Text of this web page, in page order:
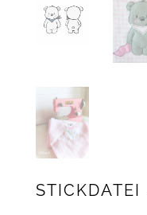
STICKDATEI